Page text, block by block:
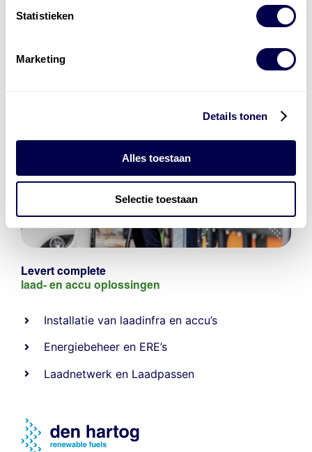
Statistieken
Marketing
Details tonen
Alles toestaan
Selectie toestaan
Levert complete
laad- en accu oplossingen
Installatie van laadinfra en accu’s
Energiebeheer en ERE’s
Laadnetwerk en Laadpassen